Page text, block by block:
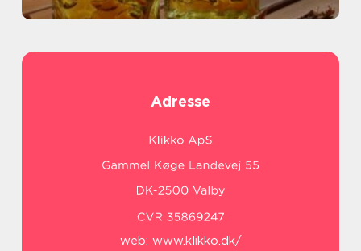
Adresse
web: www.klikko.dk/